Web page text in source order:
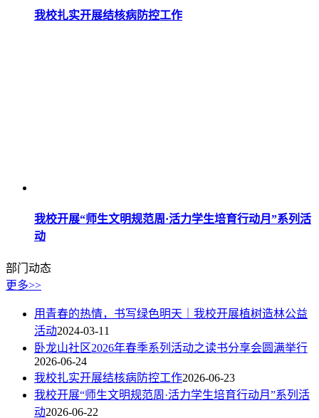
我校扎实开展结核病防控工作
我校开展“师生文明规范周·活力学生培育行动月”系列活
动
部门动态
更多>>
用青春的热情，书写绿色明天｜我校开展植树造林公益
活动2024-03-11
卧龙山社区2026年春季系列活动之读书分享会圆满举行
2026-06-24
我校扎实开展结核病防控工作2026-06-23
我校开展“师生文明规范周·活力学生培育行动月”系列活
动2026-06-22